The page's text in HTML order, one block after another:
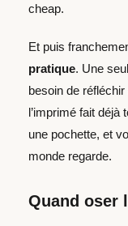
cheap.
Et puis
pratique. Une
besoin de
l’imprimé fait déjà
une pochette, et
monde regarde.
Quand oser